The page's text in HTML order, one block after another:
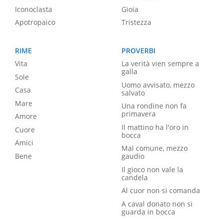
Iconoclasta
Apotropaico
Gioia
Tristezza
RIME
Vita
Sole
Casa
Mare
Amore
Cuore
Amici
Bene
PROVERBI
La verità vien sempre a
galla
Uomo avvisato, mezzo
salvato
Una rondine non fa
primavera
Il mattino ha l'oro in
bocca
Mal comune, mezzo
gaudio
Il gioco non vale la
candela
Al cuor non si comanda
A caval donato non si
guarda in bocca